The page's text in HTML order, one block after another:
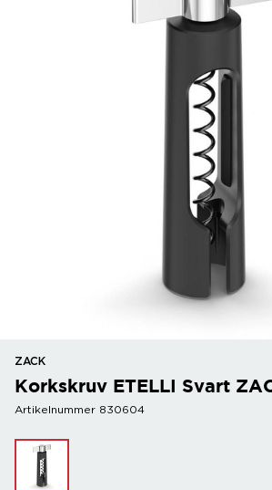
ZACK
Korkskruv ETELLI Svart
Artikelnummer 830604